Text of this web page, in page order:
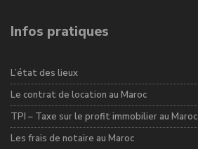
Infos pratiques
L’état des lieux
Le contrat de location au Maroc
TPI – Taxe sur le profit immobilier au Maroc
Les frais de notaire au Maroc